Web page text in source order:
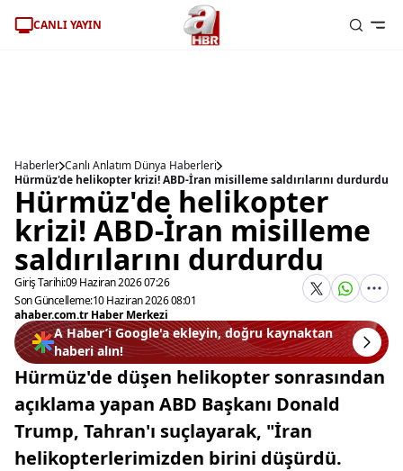
CANLI YAYIN
Haberler Canlı Anlatım Dünya Haberleri
Hürmüz'de helikopter krizi! ABD-İran misilleme saldırılarını durdurdu
Hürmüz'de helikopter
krizi! ABD-İran misilleme
saldırılarını durdurdu
Giriş Tarihi:09 Haziran 2026 07:26
Son Güncelleme:10 Haziran 2026 08:01
ahaber.com.tr Haber Merkezi
A Haber’i Google'a ekleyin, doğru kaynaktan
haberi alın!
Hürmüz'de düşen helikopter sonrasından
açıklama yapan ABD Başkanı Donald
Trump, Tahran'ı suçlayarak, "İran
helikopterlerimizden birini düşürdü.